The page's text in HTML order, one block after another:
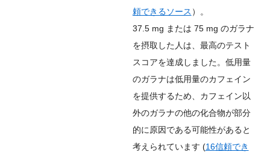
頼できるソース ）。
37.5 mg または 75 mg のガラナ
を摂取した人は、最高のテスト
スコアを達成しました。低用量
のガラナは低用量のカフェイン
を提供するため、カフェイン以
外のガラナの他の化合物が部分
的に原因である可能性があると
考えられています (16信頼でき